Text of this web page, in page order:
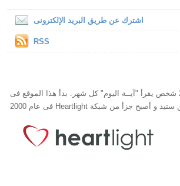
اشترك عن طريق البريد الإلكترونى
RSS
هناك أكثر من 250,000 شخص يقرأ "آيــة اليوم" كل شهر. بدأ هذا الموقع فى